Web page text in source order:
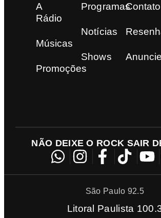
A
Rádio
Músicas
Promoções
Programas
Notícias
Shows
Contato
Anuncie
NÃO DEIXE O ROCK SAIR
São Paulo 92.5
Litoral Paulista